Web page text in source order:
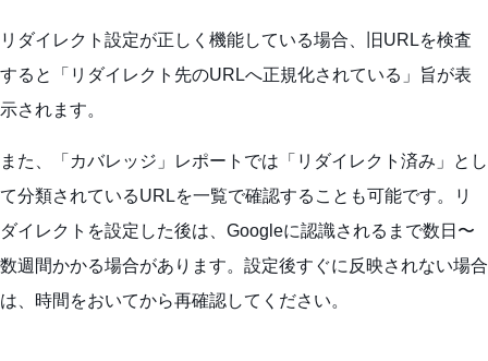
リダイレクト設定が正しく機能している場合、旧URLを検査
すると「リダイレクト先のURLへ正規化されている」旨が表
示されます。
また、「カバレッジ」レポートでは「リダイレクト済み」とし
て分類されているURLを一覧で確認することも可能です。リ
ダイレクトを設定した後は、Googleに認識されるまで数日〜
数週間かかる場合があります。設定後すぐに反映されない場合
は、時間をおいてから再確認してください。